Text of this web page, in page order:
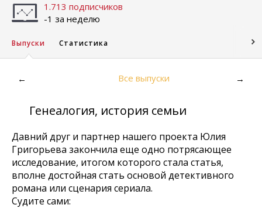
1.713 подписчиков
-1 за неделю
Выпуски Статистика
← Все выпуски →
Генеалогия, история семьи
Давний друг и партнер нашего проекта Юлия
Григорьева закончила еще одно потрясающее
исследование, итогом которого стала статья,
вполне достойная стать основой детективного
романа или сценария сериала.
Судите сами: